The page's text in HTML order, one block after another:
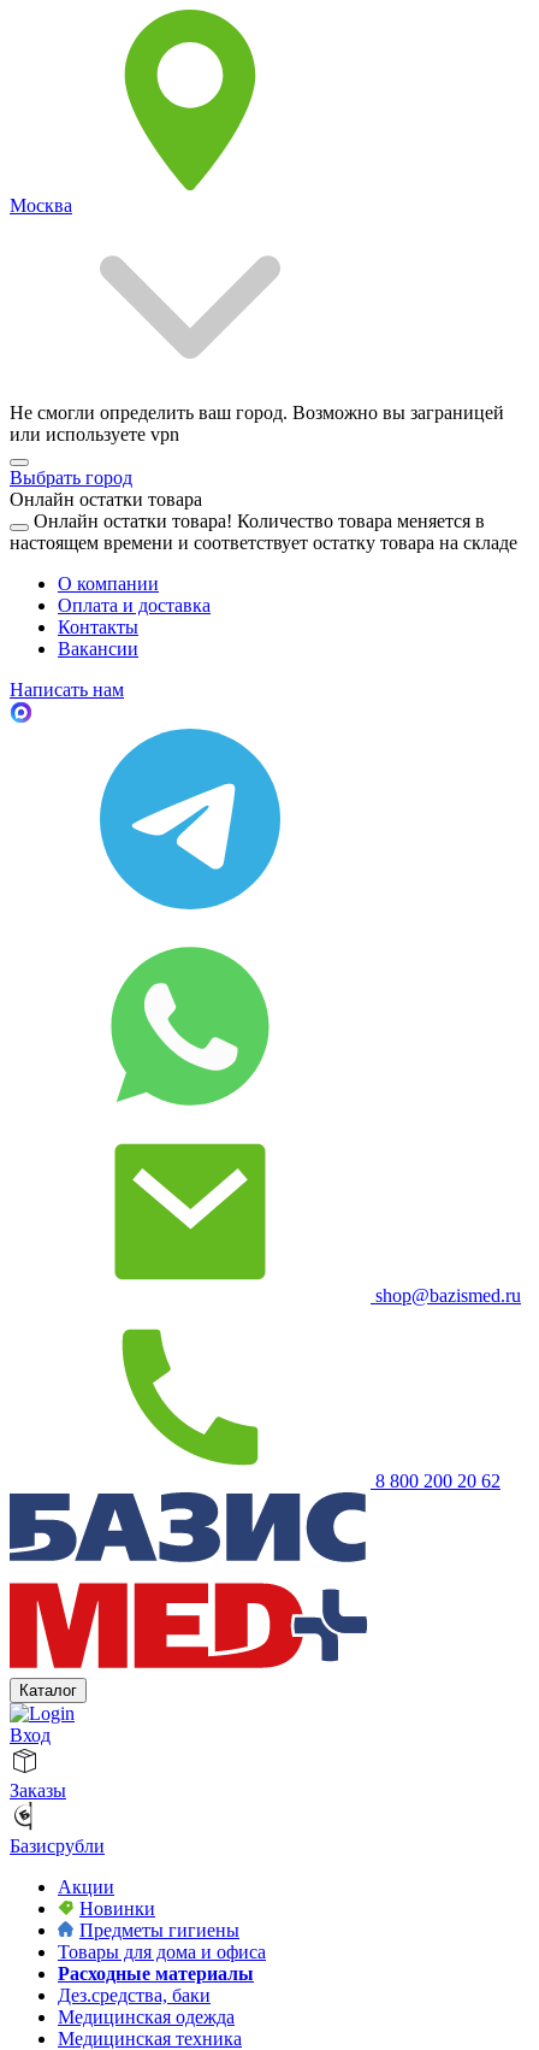
Москва
Не смогли определить ваш город. Возможно вы заграницей
или используете vpn
Выбрать город
Онлайн остатки товара
Онлайн остатки товара! Количество товара меняется в
настоящем времени и соответствует остатку товара на складе
О компании
Оплата и доставка
Контакты
Вакансии
Написать нам
shop@bazismed.ru
8 800 200 20 62
Каталог
Вход
Заказы
Базисрубли
Акции
Новинки
Предметы гигиены
Товары для дома и офиса
Расходные материалы
Дез.средства, баки
Медицинская одежда
Медицинская техника